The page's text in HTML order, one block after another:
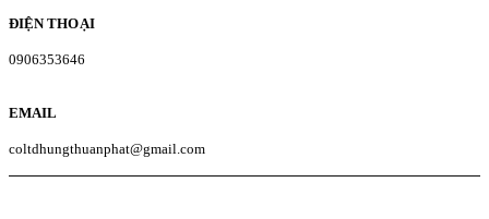
ĐIỆN THOẠI
0906353646
EMAIL
coltdhungthuanphat@gmail.com